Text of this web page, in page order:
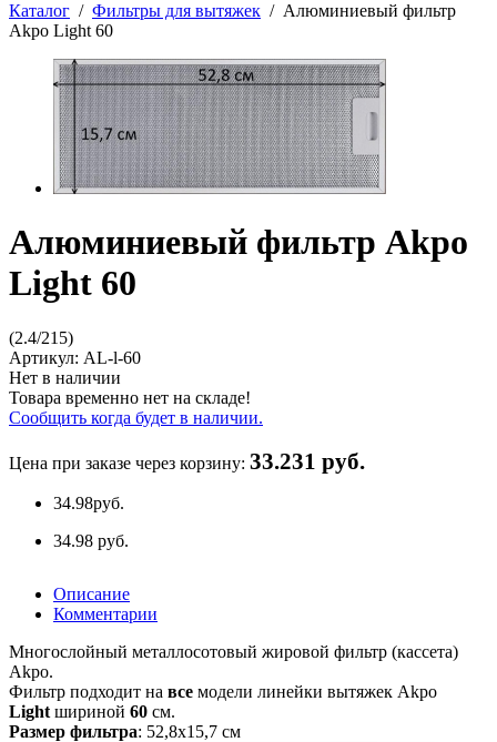
Каталог / Фильтры для вытяжек / Алюминиевый фильтр
Akpo Light 60
Алюминиевый фильтр Akpo
Light 60
(2.4/215)
Артикул: AL-l-60
Нет в наличии
Товара временно нет на складе!
Сообщить когда будет в наличии.
Цена при заказе через корзину: 33.231 руб.
34.98руб.
34.98 руб.
Описание
Комментарии
Многослойный металлосотовый жировой фильтр (кассета)
Akpo.
Фильтр подходит на все модели линейки вытяжек Akpo
Light шириной 60 см.
Размер фильтра: 52,8х15,7 см